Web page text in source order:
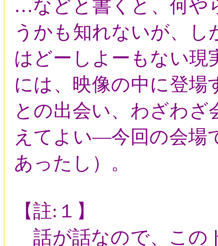
…などと書くと、何や
うかも知れないが、
はどーしよーもない現
には、映像の中に登場
との出会い、わざわ
えてよい―今回の会場
あったし）。
【註:１】
話が話なので、この